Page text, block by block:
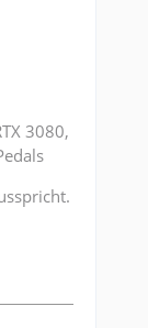
3080,